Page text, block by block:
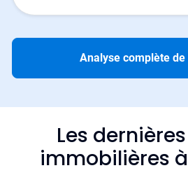
Analyse complète
Les
immobilières